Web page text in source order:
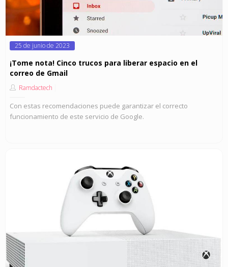
Posted
25 de junio de 2023
¡Tome nota! Cinco trucos para liberar espacio en el
correo de Gmail
Ramdactech
Con estas recomendaciones puede garantizar el correcto
funcionamiento de este servicio de Google.